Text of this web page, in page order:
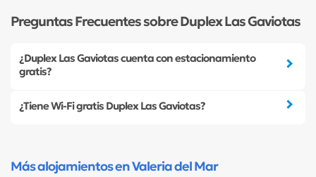
Preguntas Frecuentes sobre Duplex Las Gaviotas
¿Duplex Las Gaviotas cuenta con estacionamiento
gratis?
¿Tiene Wi-Fi gratis Duplex Las Gaviotas?
Más alojamientos en Valeria del Mar